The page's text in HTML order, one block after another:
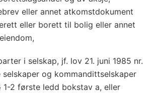
eller annet atkomstdokument
eller borett til bolig eller annet
i selskap, jf. lov 21. juni 1985 nr.
selskaper og kommandittselskaper
1-2 første ledd bokstav a, eller